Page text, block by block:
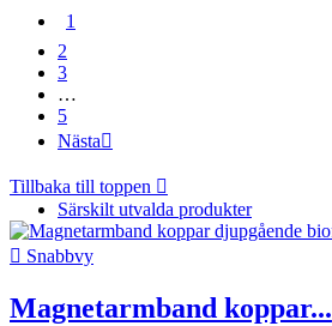
1
2
3
…
5
Nästa
Tillbaka till toppen 
Särskilt utvalda produkter
 Snabbvy
Magnetarmband koppar...